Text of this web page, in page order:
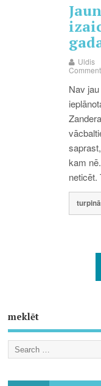
Uldis
Nav
kam
meklēt